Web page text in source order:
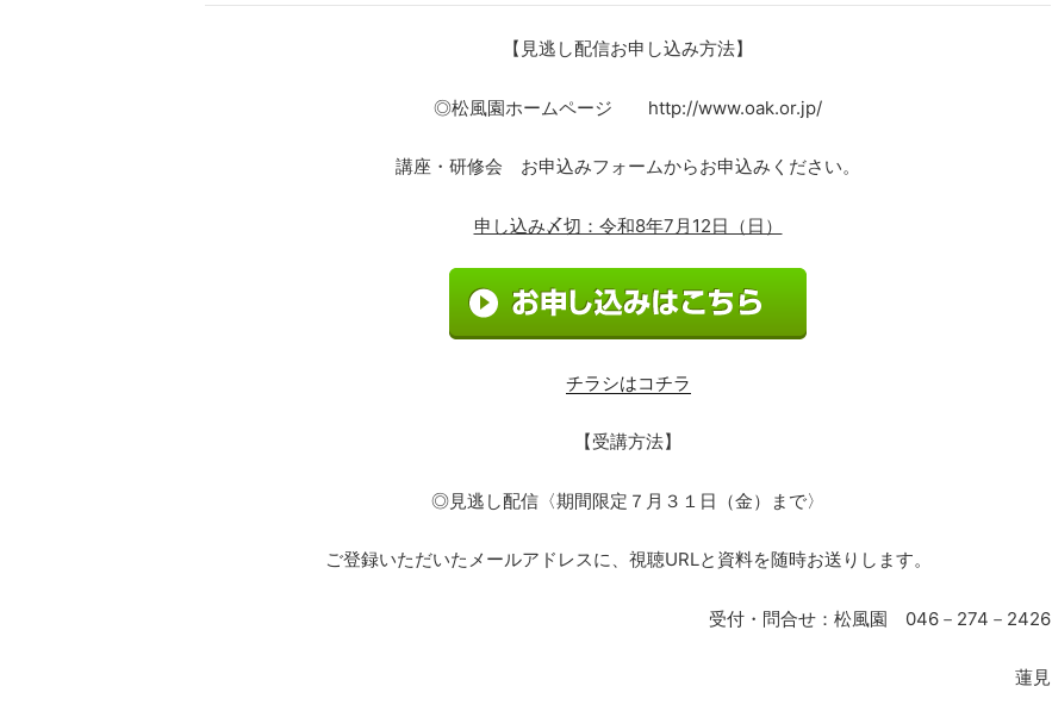
【見逃し配信お申し込み方法】
◎松風園ホームページ http://www.oak.or.jp/
講座・研修会 お申込みフォームからお申込みください。
申し込み〆切：令和8年7月12日（日）
チラシはコチラ
【受講方法】
◎見逃し配信 〈期間限定７月３１日（金）まで〉
ご登録いただいたメールアドレスに、視聴URLと資料を随時お送りします。
受付・問合せ：松風園 046－274－2426
蓮見